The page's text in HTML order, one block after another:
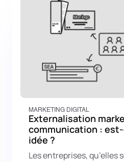
MARKETING DIGITAL
Externalisation
communication :
idée ?
Les entreprises, qu’elles